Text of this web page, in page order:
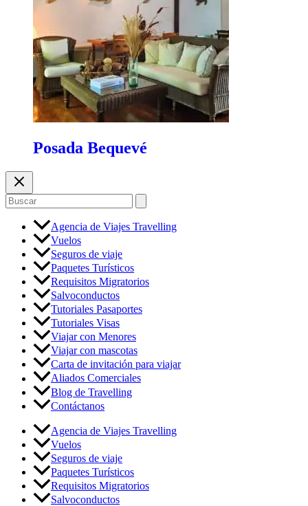
Posada Bequevé
Buscar
por:
Agencia de Viajes Travelling
Vuelos
Seguros de viaje
Paquetes Turísticos
Requisitos Migratorios
Salvoconductos
Tutoriales Pasaportes
Tutoriales Visas
Viajar con Menores
Viajar con mascotas
Carta de invitación para viajar
Aliados Comerciales
Blog de Travelling
Contáctanos
Agencia de Viajes Travelling
Vuelos
Seguros de viaje
Paquetes Turísticos
Requisitos Migratorios
Salvoconductos